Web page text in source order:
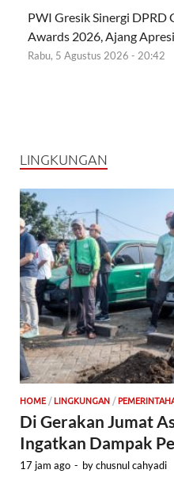
PWI Gresik Sinergi DPRD
Awards 2026, Ajang
Rabu, 5 Agustus 2026 - 20:42
LINGKUNGAN
HOME / LINGKUNGAN /
Di Gerakan Jumat
Ingatkan Dampak
17 jam ago - bychusnul cahyadi